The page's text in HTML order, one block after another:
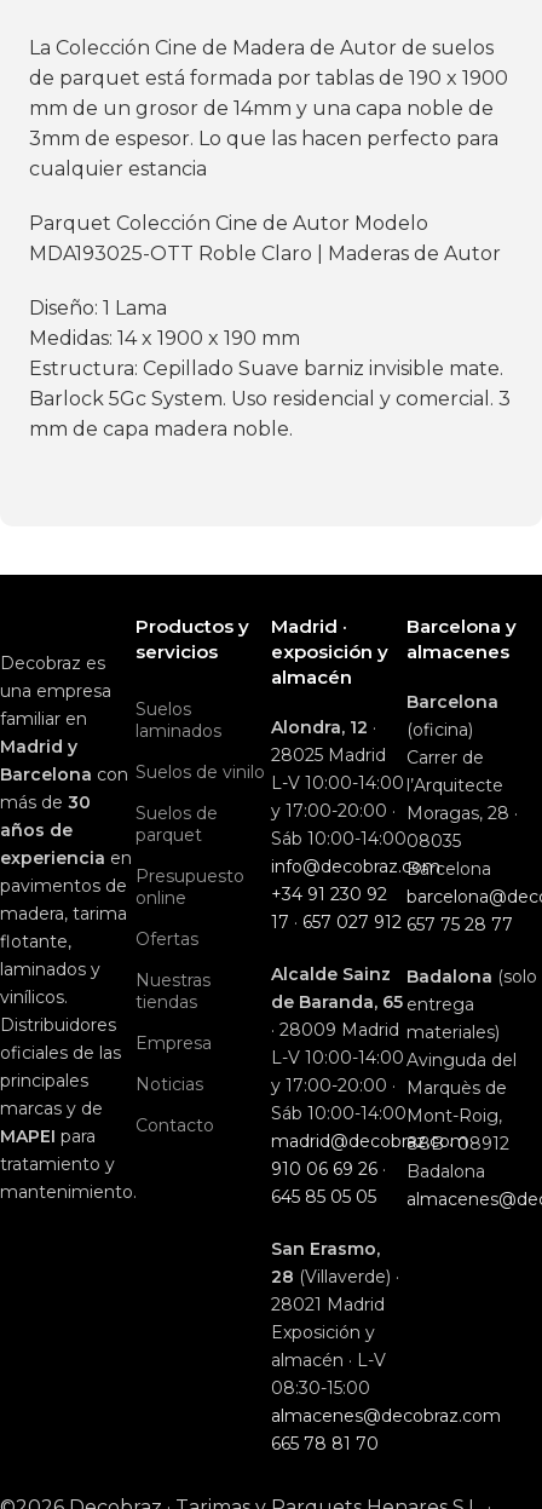
La Colección Cine de Madera de Autor de suelos
de parquet está formada por tablas de 190 x 1900
mm de un grosor de 14mm y una capa noble de
3mm de espesor. Lo que las hacen perfecto para
cualquier estancia
Parquet Colección Cine de Autor Modelo
MDA193025-OTT Roble Claro | Maderas de Autor
Diseño: 1 Lama
Medidas: 14 x 1900 x 190 mm
Estructura: Cepillado Suave barniz invisible mate.
Barlock 5Gc System. Uso residencial y comercial. 3
mm de capa madera noble.
Decobraz es
una empresa
familiar en
Madrid y
Barcelona con
más de 30
años de
experiencia en
pavimentos de
madera, tarima
flotante,
laminados y
vinílicos.
Distribuidores
oficiales de las
principales
marcas y de
MAPEI para
tratamiento y
mantenimiento.
Productos y
servicios
Suelos
laminados
Suelos de vinilo
Suelos de
parquet
Presupuesto
online
Ofertas
Nuestras
tiendas
Empresa
Noticias
Contacto
Madrid ·
exposición y
almacén
Alondra, 12 ·
28025 Madrid
L-V 10:00-14:00
y 17:00-20:00 ·
Sáb 10:00-14:00
info@decobraz.com
+34 91 230 92
17 · 657 027 912
Alcalde Sainz
de Baranda, 65
· 28009 Madrid
L-V 10:00-14:00
y 17:00-20:00 ·
Sáb 10:00-14:00
madrid@decobraz.com
910 06 69 26 ·
645 85 05 05
San Erasmo,
28 (Villaverde) ·
28021 Madrid
Exposición y
almacén · L-V
08:30-15:00
almacenes@decobraz.com
665 78 81 70
Barcelona y
almacenes
Barcelona
(oficina)
Carrer de
l’Arquitecte
Moragas, 28 ·
08035
Barcelona
657 75 28 77
Badalona (solo
entrega
materiales)
Avinguda del
Marquès de
Mont-Roig,
88B · 08912
Badalona